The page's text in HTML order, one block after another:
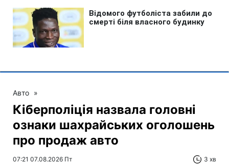
Авто »
Кіберполіція назвала головні
ознаки шахрайських оголошень
про продаж авто
07:21 07.08.2026 Пт 3 хв